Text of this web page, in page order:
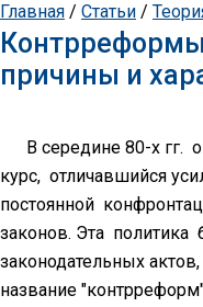
Главная / Статьи /
причины и
В середине 80-х гг.
курс, отличавшийся
постоянной
законов. Эта
законодательных
название